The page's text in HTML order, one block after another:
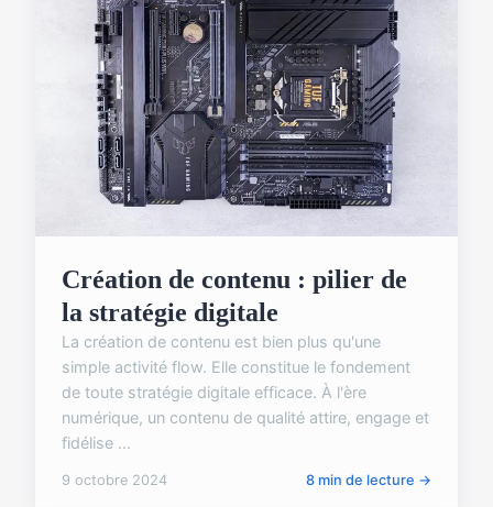
Création de contenu : pilier de
la stratégie digitale
La création de contenu est bien plus qu'une
simple activité flow. Elle constitue le fondement
de toute stratégie digitale efficace. À l'ère
numérique, un contenu de qualité attire, engage et
fidélise ...
9 octobre 2024 8 min de lecture →